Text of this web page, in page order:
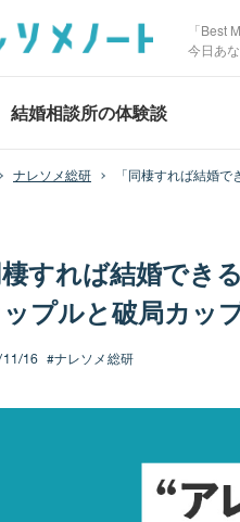
「Best
今日あ
結婚相談所の体験談
ナレソメ総研 「同棲すれば結婚
棲すれば結婚でき
プルと破局カッ
16 ナレソメ総研